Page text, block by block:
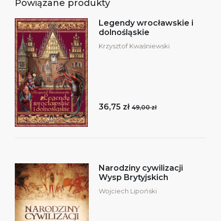
Powiązane produkty
Legendy wrocławskie i
dolnośląskie
Krzysztof Kwaśniewski
36,75 zł 49,00 zł
Narodziny cywilizacji
Wysp Brytyjskich
Wojciech Lipoński